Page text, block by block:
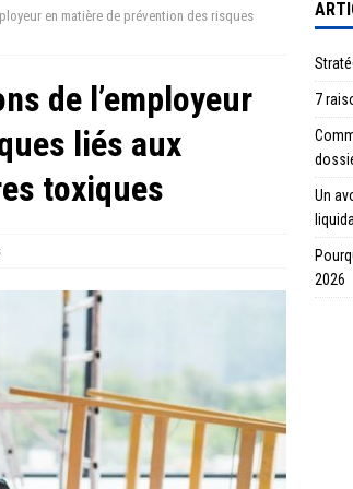
en matière de prévention des risques
de l’employeur
liés aux
toxiques
7
Un
2026